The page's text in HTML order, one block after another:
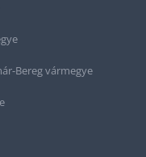
Bereg vármegye